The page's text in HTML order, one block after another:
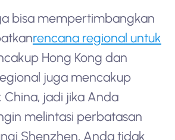
bisa mempertimbangkan
rencana regional untuk
Hong Kong dan
juga mencakup
jadi jika Anda
melintasi perbatasan
Shenzhen, Anda tidak